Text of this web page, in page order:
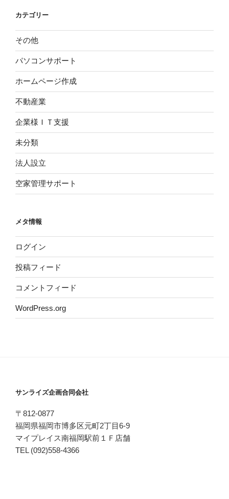
カテゴリー
その他
パソコンサポート
ホームページ作成
不動産業
企業様ＩＴ支援
未分類
法人設立
空家管理サポート
メタ情報
ログイン
投稿フィード
コメントフィード
WordPress.org
サンライズ企画合同会社
〒812-0877
福岡県福岡市博多区元町2丁目6-9
マイプレイス南福岡駅前１Ｆ店舗
TEL (092)558-4366